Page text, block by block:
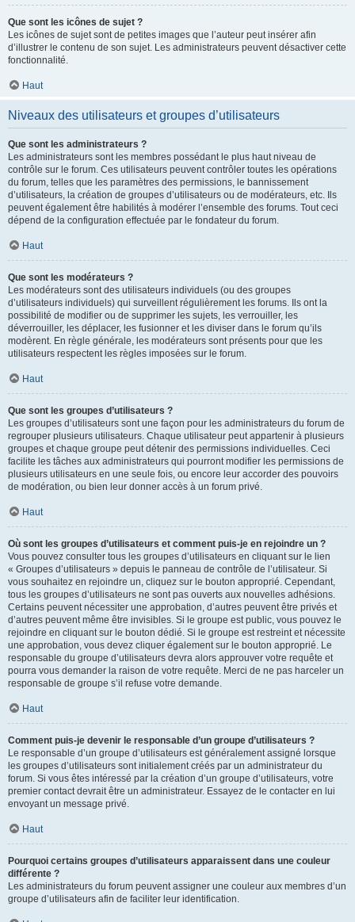
Que sont les icônes de sujet ?
Les icônes de sujet sont de petites images que l’auteur peut insérer afin
d’illustrer le contenu de son sujet. Les administrateurs peuvent désactiver cette
fonctionnalité.
Haut
Niveaux des utilisateurs et groupes d’utilisateurs
Que sont les administrateurs ?
Les administrateurs sont les membres possédant le plus haut niveau de
contrôle sur le forum. Ces utilisateurs peuvent contrôler toutes les opérations
du forum, telles que les paramètres des permissions, le bannissement
d’utilisateurs, la création de groupes d’utilisateurs ou de modérateurs, etc. Ils
peuvent également être habilités à modérer l’ensemble des forums. Tout ceci
dépend de la configuration effectuée par le fondateur du forum.
Haut
Que sont les modérateurs ?
Les modérateurs sont des utilisateurs individuels (ou des groupes
d’utilisateurs individuels) qui surveillent régulièrement les forums. Ils ont la
possibilité de modifier ou de supprimer les sujets, les verrouiller, les
déverrouiller, les déplacer, les fusionner et les diviser dans le forum qu’ils
modèrent. En règle générale, les modérateurs sont présents pour que les
utilisateurs respectent les règles imposées sur le forum.
Haut
Que sont les groupes d’utilisateurs ?
Les groupes d’utilisateurs sont une façon pour les administrateurs du forum de
regrouper plusieurs utilisateurs. Chaque utilisateur peut appartenir à plusieurs
groupes et chaque groupe peut détenir des permissions individuelles. Ceci
facilite les tâches aux administrateurs qui pourront modifier les permissions de
plusieurs utilisateurs en une seule fois, ou encore leur accorder des pouvoirs
de modération, ou bien leur donner accès à un forum privé.
Haut
Où sont les groupes d’utilisateurs et comment puis-je en rejoindre un ?
Vous pouvez consulter tous les groupes d’utilisateurs en cliquant sur le lien
« Groupes d’utilisateurs » depuis le panneau de contrôle de l’utilisateur. Si
vous souhaitez en rejoindre un, cliquez sur le bouton approprié. Cependant,
tous les groupes d’utilisateurs ne sont pas ouverts aux nouvelles adhésions.
Certains peuvent nécessiter une approbation, d’autres peuvent être privés et
d’autres peuvent même être invisibles. Si le groupe est public, vous pouvez le
rejoindre en cliquant sur le bouton dédié. Si le groupe est restreint et nécessite
une approbation, vous devez cliquer également sur le bouton approprié. Le
responsable du groupe d’utilisateurs devra alors approuver votre requête et
pourra vous demander la raison de votre requête. Merci de ne pas harceler un
responsable de groupe s’il refuse votre demande.
Haut
Comment puis-je devenir le responsable d’un groupe d’utilisateurs ?
Le responsable d’un groupe d’utilisateurs est généralement assigné lorsque
les groupes d’utilisateurs sont initialement créés par un administrateur du
forum. Si vous êtes intéressé par la création d’un groupe d’utilisateurs, votre
premier contact devrait être un administrateur. Essayez de le contacter en lui
envoyant un message privé.
Haut
Pourquoi certains groupes d’utilisateurs apparaissent dans une couleur
différente ?
Les administrateurs du forum peuvent assigner une couleur aux membres d’un
groupe d’utilisateurs afin de faciliter leur identification.